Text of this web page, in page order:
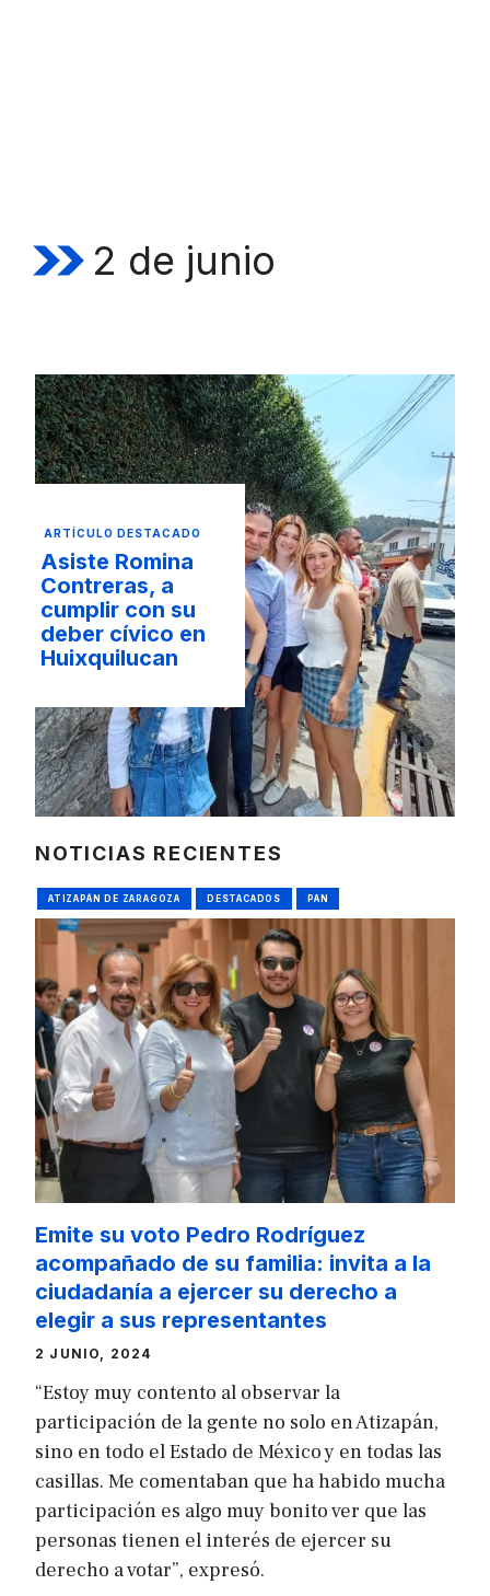
2 de junio
ARTÍCULO DESTACADO
Asiste Romina
Contreras, a
cumplir con su
deber cívico en
Huixquilucan
NOTICIAS RECIENTES
ATIZAPÁN DE ZARAGOZA DESTACADOS PAN
Emite su voto Pedro Rodríguez
acompañado de su familia: invita a la
ciudadanía a ejercer su derecho a
elegir a sus representantes
2 JUNIO, 2024
“Estoy muy contento al observar la
participación de la gente no solo en Atizapán,
sino en todo el Estado de México y en todas las
casillas. Me comentaban que ha habido mucha
participación es algo muy bonito ver que las
personas tienen el interés de ejercer su
derecho a votar”, expresó.